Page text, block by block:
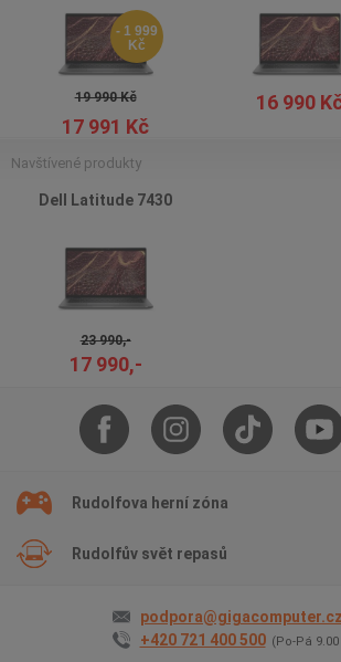
- 1 999
Kč
19 990 Kč
17 991 Kč
16 990
Navštívené produkty
Dell Latitude 7430
23 990,-
17 990,-
Rudolfova herní zóna
Rudolfův svět repasů
podpora@gigacomputer.cz
+420 721 400 500 (Po-Pá 9.00